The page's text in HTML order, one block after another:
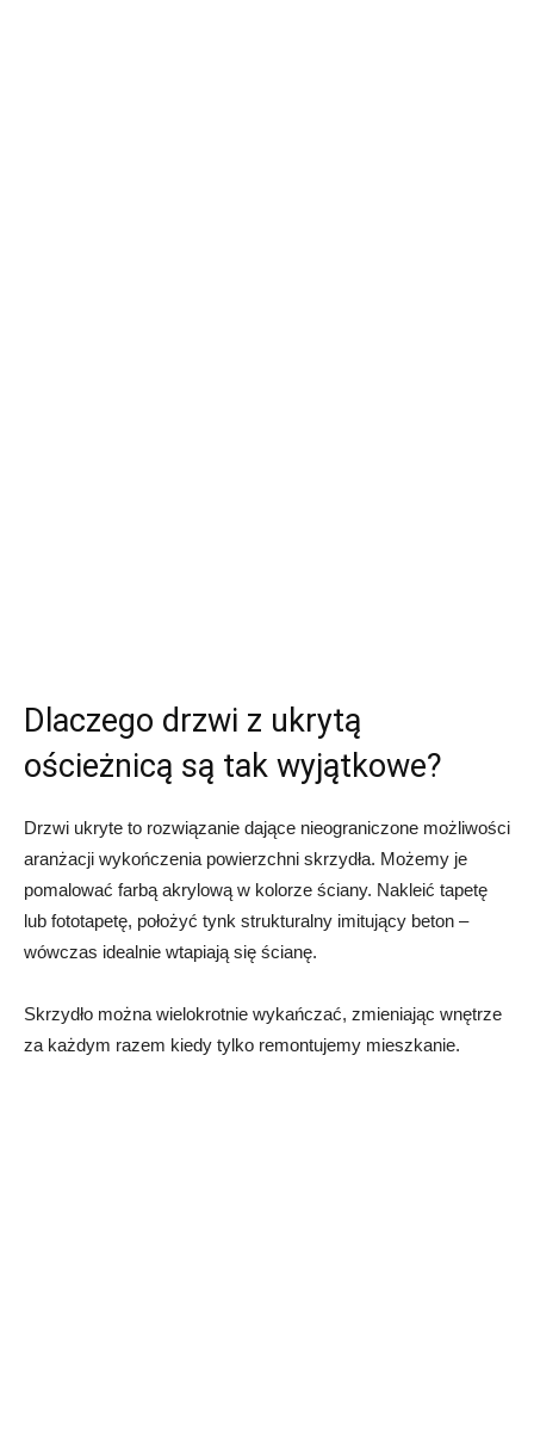
Dlaczego drzwi z ukrytą
ościeżnicą są tak wyjątkowe?
Drzwi ukryte to rozwiązanie dające nieograniczone możliwości
aranżacji wykończenia powierzchni skrzydła. Możemy je
pomalować farbą akrylową w kolorze ściany. Nakleić tapetę
lub fototapetę, położyć tynk strukturalny imitujący beton –
wówczas idealnie wtapiają się ścianę.
Skrzydło można wielokrotnie wykańczać, zmieniając wnętrze
za każdym razem kiedy tylko remontujemy mieszkanie.